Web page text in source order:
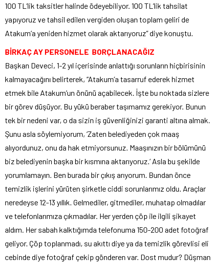
100 TL’lik taksitler halinde ödeyebiliyor. 100 TL’lik tahsilat
yapıyoruz ve tahsil edilen vergiden oluşan toplam geliri de
Atakum’a yeniden hizmet olarak aktarıyoruz” diye konuştu.
BİRKAÇ AY PERSONELE BORÇLANACAĞIZ
Başkan Deveci, 1-2 yıl içerisinde anlattığı sorunların hiçbirisinin
kalmayacağını belirterek, “Atakum’a tasarruf ederek hizmet
etmek bile Atakum’un önünü açabilecek. İşte bu noktada sizlere
bir görev düşüyor. Bu yükü beraber taşımamız gerekiyor. Bunun
tek bir nedeni var, o da sizin iş güvenliğinizi garanti altına almak.
Şunu asla söylemiyorum, ‘Zaten belediyeden çok maaş
alıyordunuz, onu da hak etmiyorsunuz. Maaşınızın bir bölümünü
biz belediyenin başka bir kısmına aktarıyoruz.’ Asla bu şekilde
yorumlamayın. Ben burada bir çıkış arıyorum. Bundan önce
temizlik işlerini yürüten şirketle ciddi sorunlarımız oldu. Araçlar
neredeyse 12-13 yıllık. Gelmediler, gitmediler, muhatap olmadılar
ve telefonlarımıza çıkmadılar. Her yerden çöp ile ilgili şikayet
aldım. Her sabah kalktığımda telefonuma 150-200 adet fotoğraf
geliyor. Çöp toplanmadı, su akıttı diye ya da temizlik görevlisi eli
cebinde diye fotoğraf çekip gönderen var. Dost mudur? Düşman